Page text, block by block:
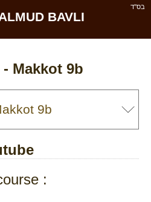
בס''ד
BAVLI
- Makkot 9b
: